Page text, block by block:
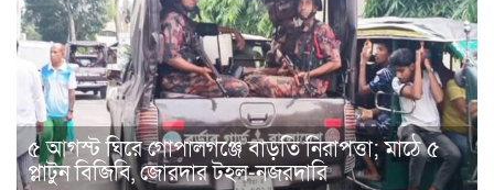
৫ আগস্ট ঘিরে গোপালগঞ্জে বাড়তি নিরাপত্তা; মাঠে ৫
প্লাটুন বিজিবি, জোরদার টহল-নজরদারি